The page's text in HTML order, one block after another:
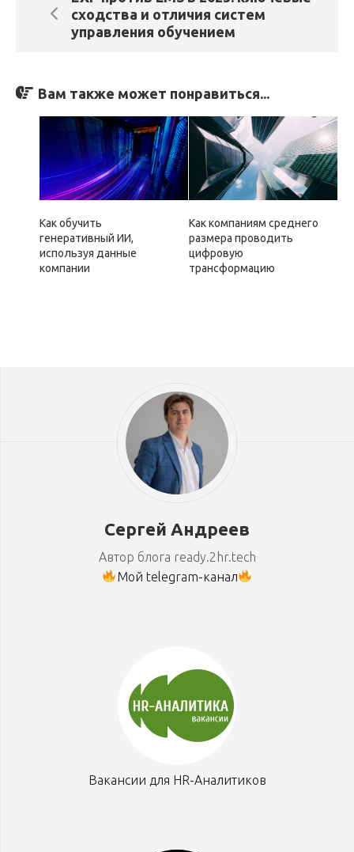
сходства и отличия систем
управления обучением
Вам также может понравиться...
Как обучить
генеративный ИИ,
используя данные
компании
Как компаниям среднего
размера проводить
цифровую
трансформацию
Сергей Андреев
Автор блога ready.2hr.tech
Мой telegram-канал
Вакансии для HR-Аналитиков